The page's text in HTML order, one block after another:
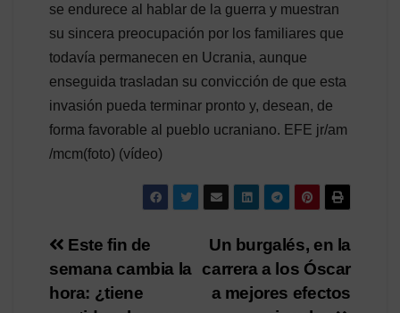
se endurece al hablar de la guerra y muestran
su sincera preocupación por los familiares que
todavía permanecen en Ucrania, aunque
enseguida trasladan su convicción de que esta
invasión pueda terminar pronto y, desean, de
forma favorable al pueblo ucraniano. EFE jr/am
/mcm(foto) (vídeo)
Navegación
de
Un burgalés, en la
carrera a los Óscar
a mejores efectos
Este fin de
semana cambia la
hora: ¿tiene